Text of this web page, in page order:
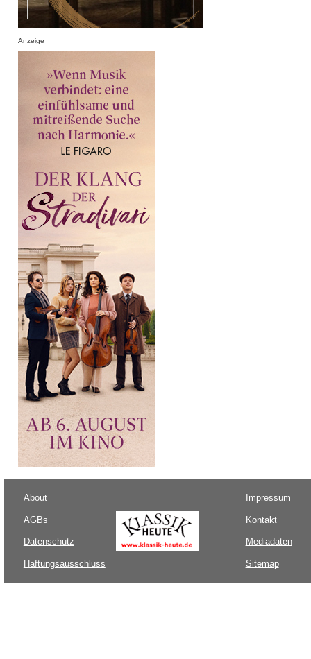
Anzeige
About
AGBs
Datenschutz
Haftungsausschluss
Impressum
Kontakt
Mediadaten
Sitemap